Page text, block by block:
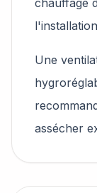
Une
assécher